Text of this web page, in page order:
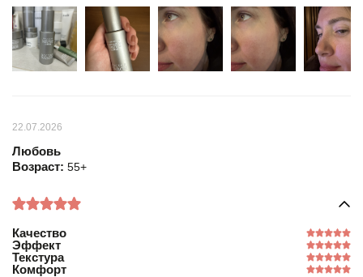
22.07.2026
Любовь
Возраст: 55+
Качество
Эффект
Текстура
Комфорт